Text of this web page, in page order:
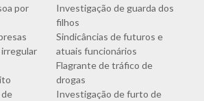
por
Investigação de guarda dos
filhos
Sindicâncias de futuros e
atuais funcionários
Flagrante de tráfico de
drogas
Investigação de furto de